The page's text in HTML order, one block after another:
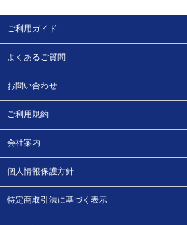
ご利用ガイド
よくあるご質問
お問い合わせ
ご利用規約
会社案内
個人情報保護方針
特定商取引法に基づく表示